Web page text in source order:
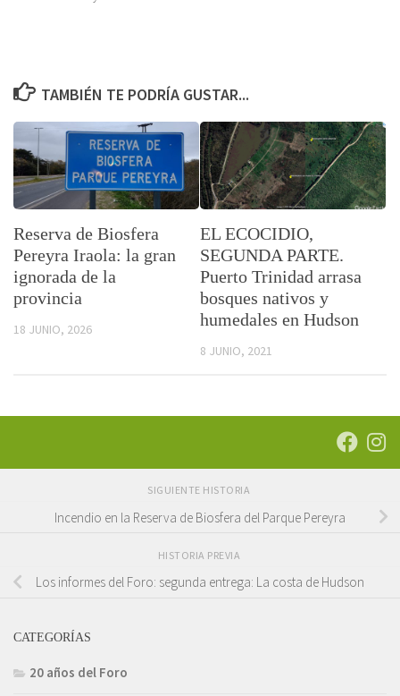
TAMBIÉN TE PODRÍA GUSTAR...
Reserva de Biosfera
Pereyra Iraola: la gran
ignorada de la
provincia
18 JUNIO, 2026
EL ECOCIDIO,
SEGUNDA PARTE.
Puerto Trinidad arrasa
bosques nativos y
humedales en Hudson
8 JUNIO, 2021
SIGUIENTE HISTORIA
Incendio en la Reserva de Biosfera del Parque Pereyra
HISTORIA PREVIA
Los informes del Foro: segunda entrega: La costa de Hudson
CATEGORÍAS
20 años del Foro